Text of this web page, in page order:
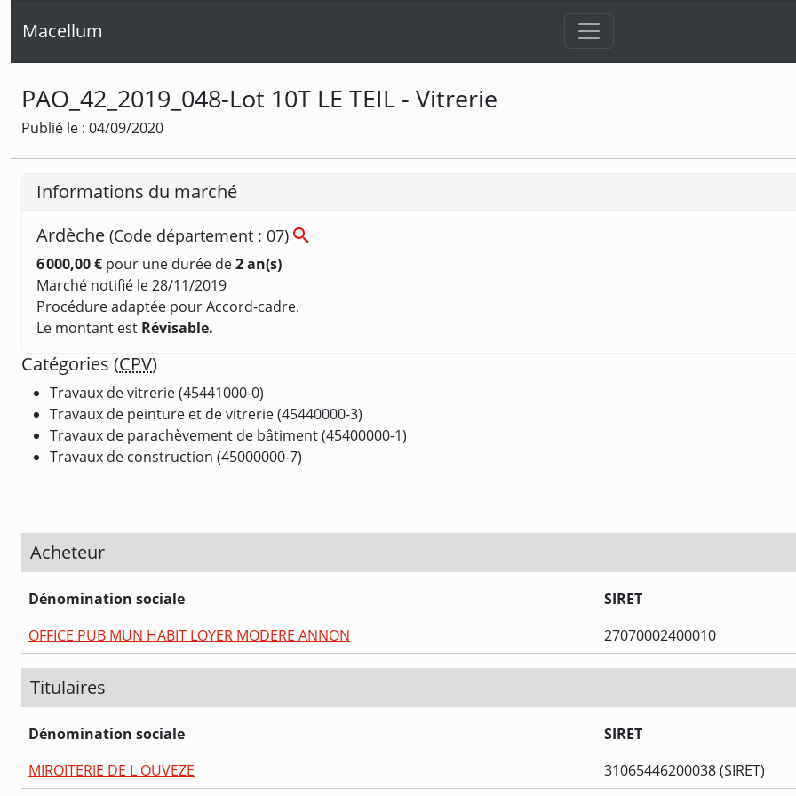
Macellum
PAO_42_2019_048-Lot 10T LE TEIL - Vitrerie
Publié le : 04/09/2020
Informations du marché
Ardèche (Code département : 07)
6 000,00 € pour une durée de2 an(s)
Marché notifié le 28/11/2019
Procédure adaptée pour Accord-cadre.
Le montant est Révisable.
Catégories (CPV)
Travaux de vitrerie (45441000-0)
Travaux de peinture et de vitrerie (45440000-3)
Travaux de parachèvement de bâtiment (45400000-1)
Travaux de construction (45000000-7)
Acheteur
Dénomination sociale
SIRET
OFFICE PUB MUN HABIT LOYER MODERE ANNON
27070002400010
Titulaires
Dénomination sociale
SIRET
MIROITERIE DE L OUVEZE
31065446200038 (SIRET)